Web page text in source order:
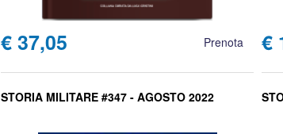
€ 37,05 Prenota €
STORIA MILITARE #347 - AGOSTO 2022